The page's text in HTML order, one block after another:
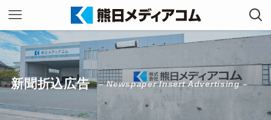
新聞折込広告 – Newspaper Insert Advertising –